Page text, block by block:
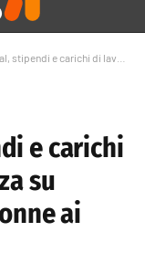
lavoro alti. Incertezza su promozioni e poche donne ai vertici
e carichi
su
ai